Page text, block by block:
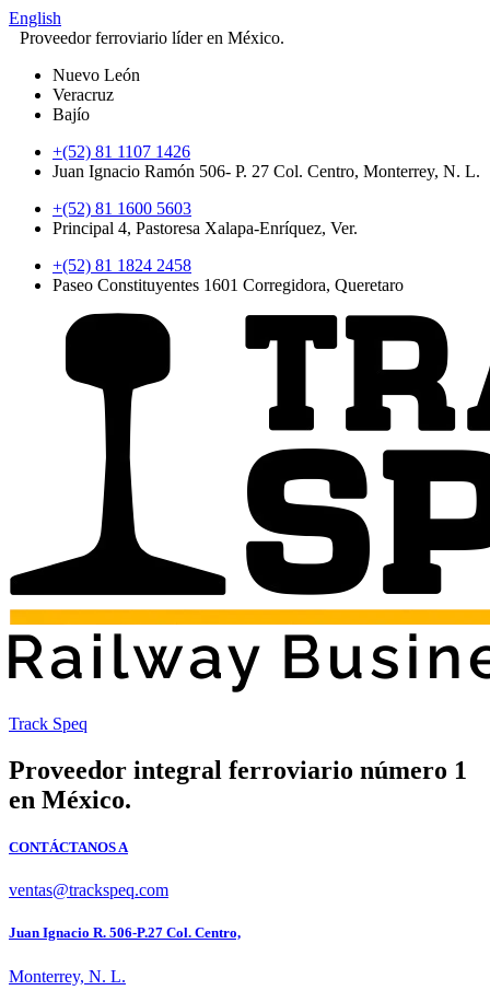
English
Proveedor ferroviario líder en México.
Nuevo León
Veracruz
Bajío
+(52) 81 1107 1426
Juan Ignacio Ramón 506- P. 27 Col. Centro, Monterrey, N. L.
+(52) 81 1600 5603
Principal 4, Pastoresa Xalapa-Enríquez, Ver.
+(52) 81 1824 2458
Paseo Constituyentes 1601 Corregidora, Queretaro
Track Speq
Proveedor integral ferroviario número 1
en México.
CONTÁCTANOS A
ventas@trackspeq.com
Juan Ignacio R. 506-P.27 Col. Centro,
Monterrey, N. L.